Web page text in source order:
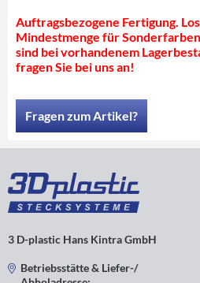
Auftragsbezogene Fertigung.
Mindestmenge für
sind bei vorhandenem
fragen Sie bei uns an!
Fragen zum Artikel?
3 D-plastic Hans Kintra GmbH
Betriebsstätte & Liefer-/